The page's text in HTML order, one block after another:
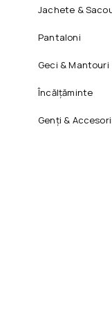
Jachete &
Pantaloni
Geci & Mantouri
Încălțăminte
Genți &